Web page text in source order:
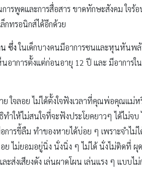
พูดและการสื่อสาร ขาดทักษะสังคม ใจร้อ
กทรอนิกส์ได้อีกด้วย
ซึ่งในเด็กบางคนมีอาการซนและหุนหันพ
นอาการตั้งแต่ก่อนอายุ 12 ปี และ มีอากา
ย ใจลอย ไม่ได้ตั้งใจฟังเวลาที่คุณพ่อคุณแม่
ทำให้ไม่สนใจที่จะฟังประโยคยาวๆ ได้ไม่จ
การขี้ลืม ทำของหายได้บ่อย ๆ เพราะจำไม่
อย ไม่ยอมอยู่นิ่ง นั่งนิ่ง ๆ ไม่ได้ นั่งไม่ติดที่
งเสียงดัง เล่นผาดโผน เล่นแรง ๆ แบบไ